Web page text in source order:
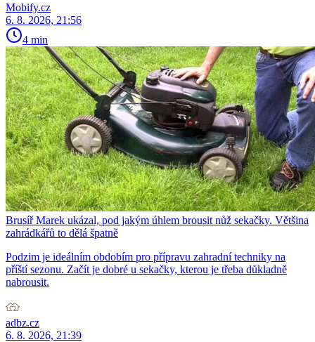
Mobify.cz
6. 8. 2026, 21:56
4 min
Brusíř Marek ukázal, pod jakým úhlem brousit nůž sekačky. Většina
zahrádkářů to dělá špatně
Podzim je ideálním obdobím pro přípravu zahradní techniky na
příští sezonu. Začít je dobré u sekačky, kterou je třeba důkladně
nabrousit.
adbz.cz
6. 8. 2026, 21:39